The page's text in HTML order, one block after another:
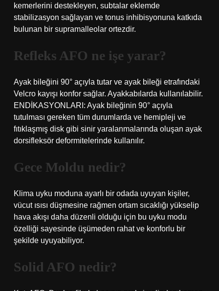
kemerlerini destekleyen, subtalar eklemde
stabilizasyon sağlayan ve tonus inhibisyonuna katkıda
bulunan bir supramalleolar ortezdir.
Refleks AFO ne işe yarar?
Ayak bileğini 90° açıyla tutar ve ayak bileği etrafındaki
Velcro kayışı konfor sağlar. Ayakkabılarda kullanılabilir.
ENDİKASYONLARI: Ayak bileğinin 90° açıyla
tutulması gereken tüm durumlarda ve hemipleji ve
fıtıklaşmış disk gibi sinir yaralanmalarında oluşan ayak
dorsifleksör deformitelerinde kullanılır.
Gece Moldu nedir?
Klima uyku moduna ayarlı bir odada uyuyan kişiler,
vücut ısısı düşmesine rağmen ortam sıcaklığı yükselip
hava akışı daha düzenli olduğu için bu uyku modu
özelliği sayesinde üşümeden rahat ve konforlu bir
şekilde uyuyabiliyor.
Solid AFO nedir?